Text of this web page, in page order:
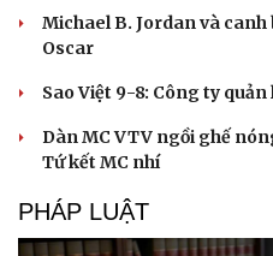
Michael B. Jordan và
Oscar
Sao Việt 9-8: Công ty
Dàn MC VTV ngồi ghế
Tứ kết MC nhí
PHÁP LUẬT